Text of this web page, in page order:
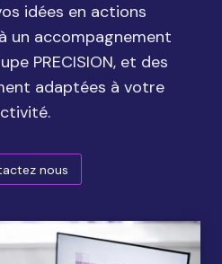
idées en actions
un accompagnement
PRECISION, et des
adaptées à votre
nous